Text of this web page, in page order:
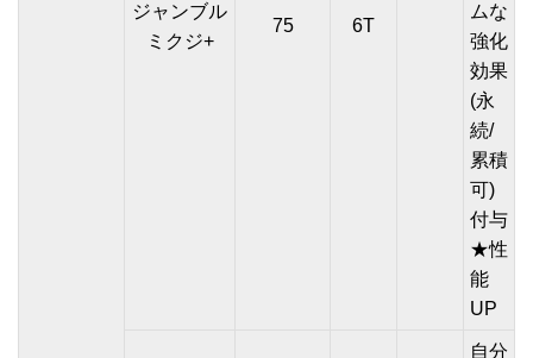
ジャンブル
ミクジ+
75 6T
ムな
強化
効果
(永
続/
累積
可)
付与
★性
能
UP
自分